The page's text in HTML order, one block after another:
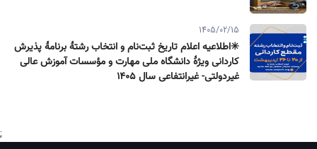
1405/02/15
✳️اطلاعیه اعلام تاریخ ثبت‌نام و انتخاب رشتۀ برنامۀ پذیرش
كاردانی ویژۀ دانشگاه ملی مهارت و مؤسسات آموزش عالی
غیردولتی- غیرانتفاعی سال ۱۴۰۵